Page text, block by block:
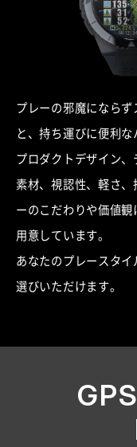
プレーの邪魔になら
と、持ち運びに便利な
プロダクトデザイン
素材、視認性、軽さ
ーのこだわりや価値
用意しています。
あなたのプレースタ
選びいただけます。